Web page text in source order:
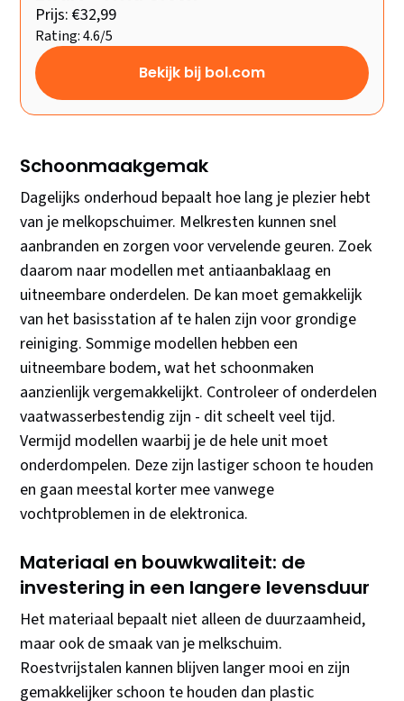
Prijs: €32,99
Rating: 4.6/5
Bekijk bij bol.com
Schoonmaakgemak
Dagelijks onderhoud bepaalt hoe lang je plezier hebt
van je melkopschuimer. Melkresten kunnen snel
aanbranden en zorgen voor vervelende geuren. Zoek
daarom naar modellen met antiaanbaklaag en
uitneembare onderdelen. De kan moet gemakkelijk
van het basisstation af te halen zijn voor grondige
reiniging. Sommige modellen hebben een
uitneembare bodem, wat het schoonmaken
aanzienlijk vergemakkelijkt. Controleer of onderdelen
vaatwasserbestendig zijn - dit scheelt veel tijd.
Vermijd modellen waarbij je de hele unit moet
onderdompelen. Deze zijn lastiger schoon te houden
en gaan meestal korter mee vanwege
vochtproblemen in de elektronica.
Materiaal en bouwkwaliteit: de
investering in een langere levensduur
Het materiaal bepaalt niet alleen de duurzaamheid,
maar ook de smaak van je melkschuim.
Roestvrijstalen kannen blijven langer mooi en zijn
gemakkelijker schoon te houden dan plastic